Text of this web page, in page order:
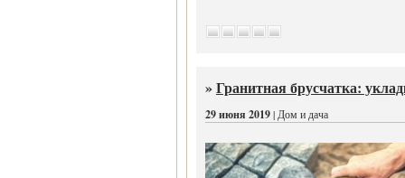
»Гранитная брусчатка:
29 июня 2019| Дом и дача